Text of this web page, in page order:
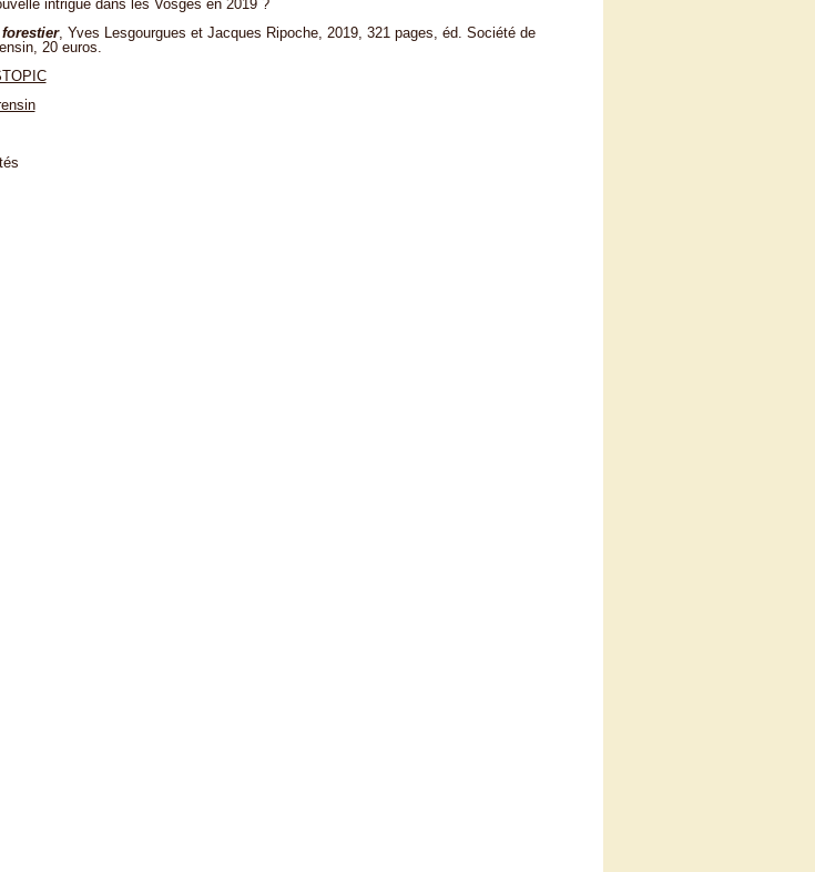
intrigue dans les Vosges en 2019 ?
, Yves Lesgourgues et Jacques Ripoche, 2019, 321 pages, éd. Société de
20 euros.